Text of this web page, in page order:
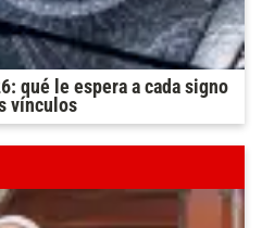
qué le espera a cada signo
vínculos